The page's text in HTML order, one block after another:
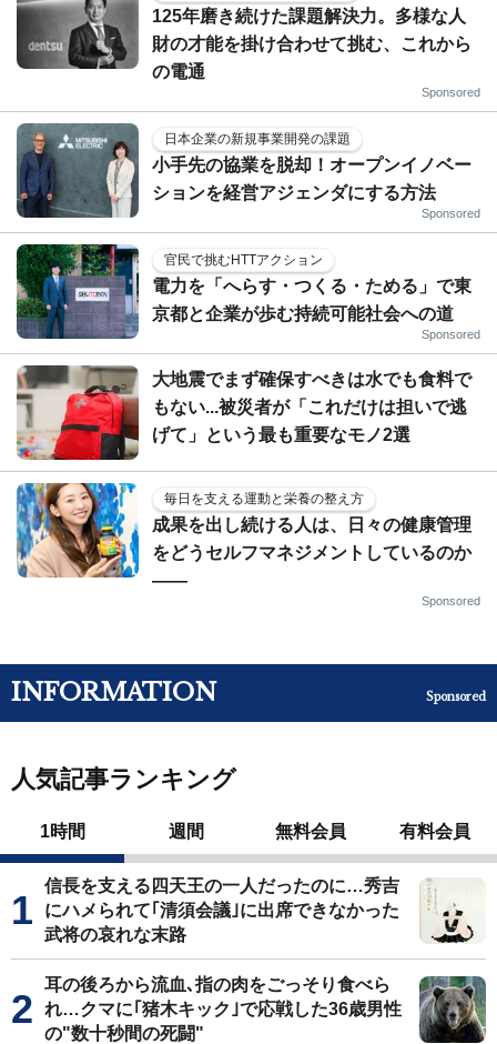
125年磨き続けた課題解決力。多様な人
財の才能を掛け合わせて挑む、これから
の電通
Sponsored
日本企業の新規事業開発の課題
小手先の協業を脱却！オープンイノベー
ションを経営アジェンダにする方法
Sponsored
官民で挑むHTTアクション
電力を「へらす・つくる・ためる」で東
京都と企業が歩む持続可能社会への道
Sponsored
大地震でまず確保すべきは水でも食料で
もない...被災者が「これだけは担いで逃
げて」という最も重要なモノ2選
毎日を支える運動と栄養の整え方
成果を出し続ける人は、日々の健康管理
をどうセルフマネジメントしているのか
——
Sponsored
INFORMATION Sponsored
人気記事ランキング
1時間 週間 無料会員 有料会員
信長を支える四天王の一人だったのに…秀吉
にハメられて｢清須会議｣に出席できなかった
武将の哀れな末路
耳の後ろから流血､指の肉をごっそり食べら
れ…クマに｢猪木キック｣で応戦した36歳男性
の"数十秒間の死闘"